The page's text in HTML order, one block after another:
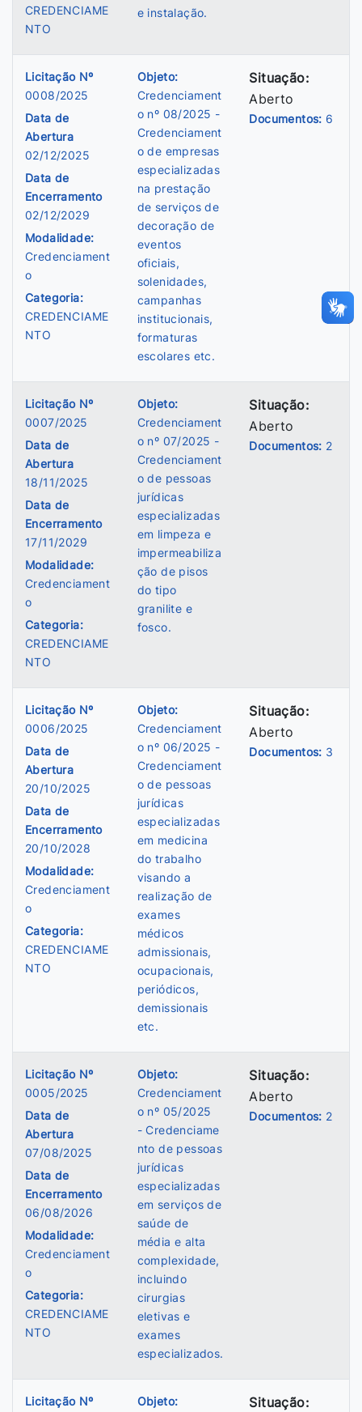
CREDENCIAME
NTO
e instalação.
Licitação Nº
0008/2025
Data de
Abertura
02/12/2025
Data de
Encerramento
02/12/2029
Modalidade:
Credenciament
o
Categoria:
CREDENCIAME
NTO
Objeto:
Credenciament
o nº 08/2025 -
Credenciament
o de empresas
especializadas
na prestação
de serviços de
decoração de
eventos
oficiais,
solenidades,
campanhas
institucionais,
formaturas
escolares etc.
Situação:
Aberto
Documentos: 6
Licitação Nº
0007/2025
Data de
Abertura
18/11/2025
Data de
Encerramento
17/11/2029
Modalidade:
Credenciament
o
Categoria:
CREDENCIAME
NTO
Objeto:
Credenciament
o nº 07/2025 -
Credenciament
o de pessoas
jurídicas
especializadas
em limpeza e
impermeabiliza
ção de pisos
do tipo
granilite e
fosco.
Situação:
Aberto
Documentos: 2
Licitação Nº
0006/2025
Data de
Abertura
20/10/2025
Data de
Encerramento
20/10/2028
Modalidade:
Credenciament
o
Categoria:
CREDENCIAME
NTO
Objeto:
Credenciament
o nº 06/2025 -
Credenciament
o de pessoas
jurídicas
especializadas
em medicina
do trabalho
visando a
realização de
exames
médicos
admissionais,
ocupacionais,
periódicos,
demissionais
etc.
Situação:
Aberto
Documentos: 3
Licitação Nº
0005/2025
Data de
Abertura
07/08/2025
Data de
Encerramento
06/08/2026
Modalidade:
Credenciament
o
Categoria:
CREDENCIAME
NTO
Objeto:
Credenciament
o nº 05/2025
- Credenciame
nto de pessoas
jurídicas
especializadas
em serviços de
saúde de
média e alta
complexidade,
incluindo
cirurgias
eletivas e
exames
especializados.
Situação:
Aberto
Documentos: 2
Licitação Nº
Objeto:
Situação: